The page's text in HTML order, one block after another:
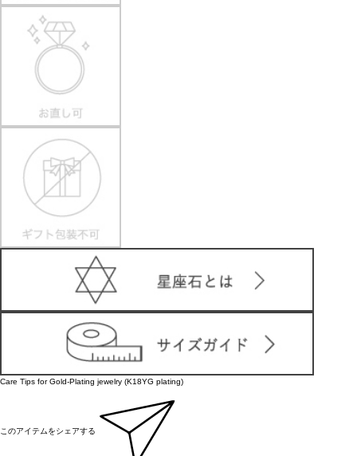
Care Tips for Gold-Plating jewelry (K18YG plating)
このアイテムをシェアする